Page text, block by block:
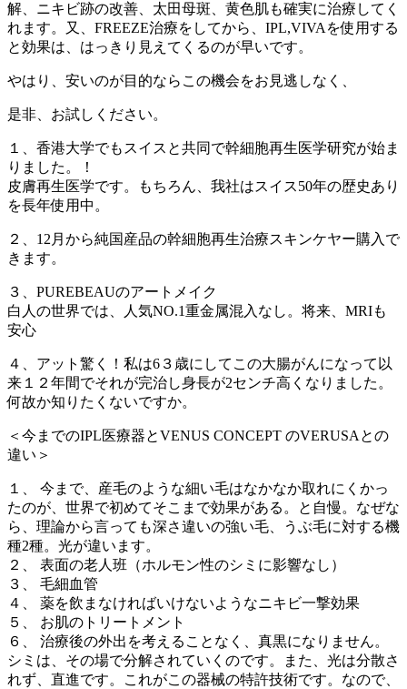
解、ニキビ跡の改善、太田母斑、黄色肌も確実に治療してく
れます。又、FREEZE治療をしてから、IPL,VIVAを使用する
と効果は、はっきり見えてくるのが早いです。
やはり、安いのが目的ならこの機会をお見逃しなく、
是非、お試しください。
１、香港大学でもスイスと共同で幹細胞再生医学研究が始ま
りました。！
皮膚再生医学です。もちろん、我社はスイス50年の歴史あり
を長年使用中。
２、12月から純国産品の幹細胞再生治療スキンケヤー購入で
きます。
３、PUREBEAUのアートメイク
白人の世界では、人気NO.1重金属混入なし。将来、MRIも
安心
４、アット驚く！私は6３歳にしてこの大腸がんになって以
来１２年間でそれが完治し身長が2センチ高くなりました。
何故か知りたくないですか。
＜今までのIPL医療器とVENUS CONCEPT のVERUSAとの
違い＞
１、 今まで、産毛のような細い毛はなかなか取れにくかっ
たのが、世界で初めてそこまで効果がある。と自慢。なぜな
ら、理論から言っても深さ違いの強い毛、うぶ毛に対する機
種2種。光が違います。
２、 表面の老人班（ホルモン性のシミに影響なし）
３、 毛細血管
４、 薬を飲まなければいけないようなニキビ一撃効果
５、 お肌のトリートメント
６、 治療後の外出を考えることなく、真黒になりません。
シミは、その場で分解されていくのです。また、光は分散さ
れず、直進です。これがこの器械の特許技術です。なので、